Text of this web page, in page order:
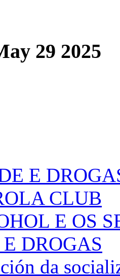
29 2025
E
CLUB
E OS
DROGAS
da